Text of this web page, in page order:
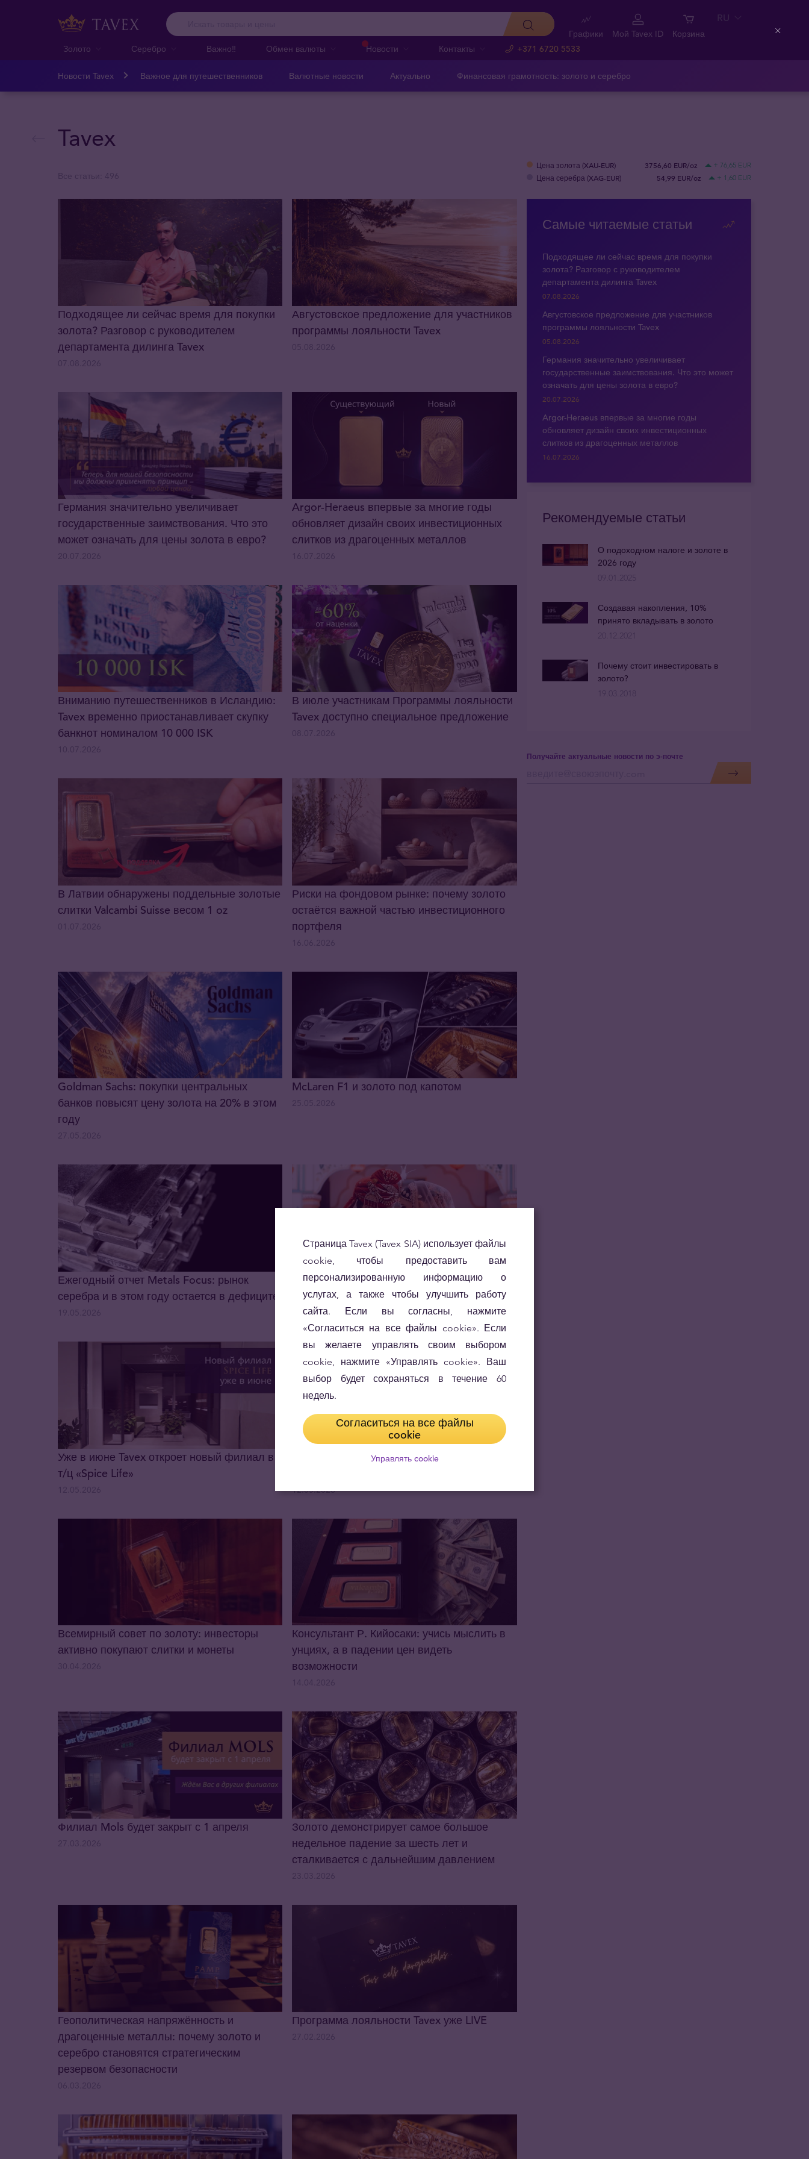
Золото Серебро Важно‼️ Обмен валюты Новости Контакты +371 6720 5533
Графики Мой Tavex ID Корзина
RU
Новости Tavex Важное для путешественников Валютные новости Актуально Финансовая грамотность: золото и серебро
Tavex
Цена золота (XAU-EUR) 3756,60 EUR/oz + 76,65 EUR
Цена серебра (XAG-EUR) 54,99 EUR/oz + 1,60 EUR
Подходящее ли сейчас время для покупки
золота? Разговор с руководителем
департамента дилинга Tavex
Августовское предложение для участников
программы лояльности Tavex
Германия значительно увеличивает
государственные заимствования. Что это
может означать для цены золота в евро?
Argor-Heraeus впервые за многие годы
обновляет дизайн своих инвестиционных
слитков из драгоценных металлов
Вниманию путешественников в Исландию:
Tavex временно приостанавливает скупку
банкнот номиналом 10 000 ISK
В июле участникам Программы лояльности
Tavex доступно специальное предложение
В Латвии обнаружены поддельные золотые
слитки Valcambi Suisse весом 1 oz
Риски на фондовом рынке: почему золото
остаётся важной частью инвестиционного
портфеля
Goldman Sachs: покупки центральных
банков повысят цену золота на 20% в этом
году
McLaren F1 и золото под капотом
Ежегодный отчет Metals Focus: рынок
серебра и в этом году остается в дефиците
Индия резко повысила импортные
пошлины на золото и серебро
14.05.2026
Уже в июне Tavex откроет новый филиал в
т/ц «Spice Life»
Анализ: начнётся ли новый рост
12.05.2026
Всемирный совет по золоту: инвесторы
активно покупают слитки и монеты
Консультант Р. Кийосаки: учись мыслить в
унциях, а в падении цен видеть
возможности
Филиал Mols будет закрыт с 1 апреля
Золото демонстрирует самое большое
недельное падение за шесть лет и
сталкивается с дальнейшим давлением
Геополитическая напряжённость и
драгоценные металлы: почему золото и
серебро становятся стратегическим
резервом безопасности
Программа лояльности Tavex уже LIVE
Самые читаемые статьи
Подходящее ли сейчас время для покупки
золота? Разговор с руководителем
департамента дилинга Tavex
07.08.2026
Августовское предложение для участников
программы лояльности Tavex
05.08.2026
Германия значительно увеличивает
государственные заимствования. Что это может
означать для цены золота в евро?
20.07.2026
Argor-Heraeus впервые за многие годы
обновляет дизайн своих инвестиционных
слитков из драгоценных металлов
16.07.2026
Рекомендуемые статьи
О подоходном налоге и золоте в
2026 году
09.01.2025
Создавая накопления, 10%
принято вкладывать в золото
Почему стоит инвестировать в
золото?
19.03.2018
Получайте актуальные новости по э-почте
Страница Tavex (Tavex SIA) использует файлы
cookie, чтобы предоставить вам
персонализированную информацию о
услугах, а также чтобы улучшить работу
сайта. Если вы согласны, нажмите
«Согласиться на все файлы cookie». Если
вы желаете управлять своим выбором
cookie, нажмите «Управлять cookie». Ваш
выбор будет сохраняться в течение 60
недель.
Согласиться на все файлы
cookie
Управлять cookie
Close